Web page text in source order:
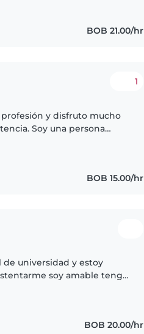
BOB 21.00/hr
1
profesión y disfruto mucho
Soy una persona
BOB 15.00/hr
de universidad y estoy
soy amable tengo
BOB 20.00/hr